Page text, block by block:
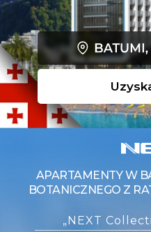
„NEXT
APARTAMENTY W
BOTANICZNEGO Z